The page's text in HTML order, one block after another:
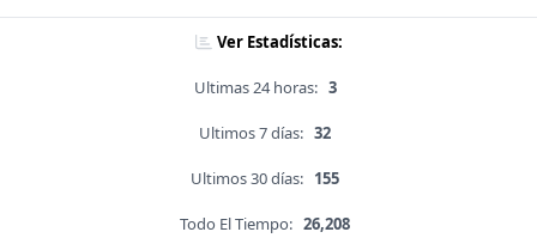
Ver Estadísticas:
Ultimas 24 horas: 3
Ultimos 7 días: 32
Ultimos 30 días: 155
Todo El Tiempo: 26,208